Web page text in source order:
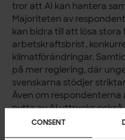
CONSENT
tror att AI kan hantera
Majoriteten av
kan bidra till att lösa
arbetskraftsbrist,
klimatförändringar.
på mer reglering, där
svenskarna stödjer
Även om
nytta av AI uttrycks
negativa effekter på